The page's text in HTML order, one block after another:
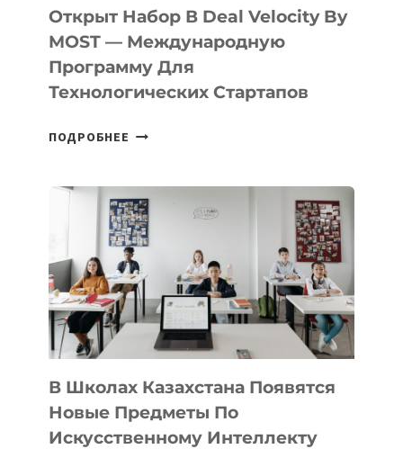
БИЛЕТ
В
ПРЕДПРИНИМАТЕЛЬСТВО
Открыт Набор В Deal Velocity By
MOST — Международную
Программу Для
Технологических Стартапов
ПОДРОБНЕЕ ОТКРЫТ
DEAL
VELOCITY
BY
MOST
—
МЕЖДУНАРОДНУЮ
ПРОГРАММУ
ДЛЯ
ТЕХНОЛОГИЧЕСКИХ
В Школах Казахстана Появятся
Новые Предметы По
Искусственному Интеллекту